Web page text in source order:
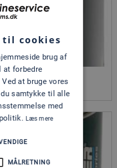
til cookies
brug af
forbedre
at bruge vores
samtykke til alle
med
Læs mere
MÅLRETNING